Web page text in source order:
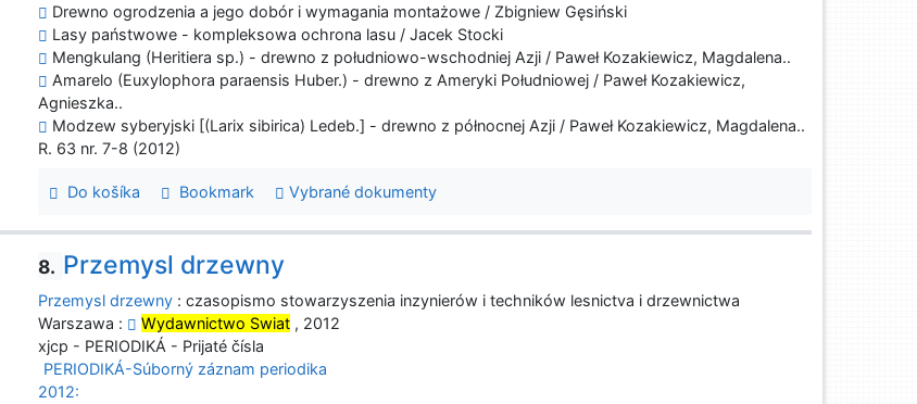
Drewno ogrodzenia a jego dobór i wymagania montażowe / Zbigniew Gęsiński
Lasy państwowe - kompleksowa ochrona lasu / Jacek Stocki
Mengkulang (Heritiera sp.) - drewno z południowo-wschodniej Azji / Paweł Kozakiewicz, Magdalena..
Amarelo (Euxylophora paraensis Huber.) - drewno z Ameryki Południowej / Paweł Kozakiewicz,
Agnieszka..
Modzew syberyjski [(Larix sibirica) Ledeb.] - drewno z północnej Azji / Paweł Kozakiewicz, Magdalena..
R. 63 nr. 7-8 (2012)
Do košíka Bookmark Vybrané dokumenty
8. Przemysl drzewny
Przemysl drzewny : czasopismo stowarzyszenia inzynierów i techników lesnictva i drzewnictwa
Warszawa :
Wydawnictwo Swiat , 2012
xjcp - PERIODIKÁ - Prijaté čísla
PERIODIKÁ-Súborný záznam periodika
2012: